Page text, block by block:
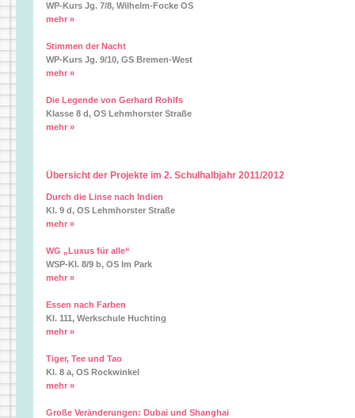
WP-Kurs Jg. 7/8, Wilhelm-Focke OS
mehr »
Stimmen der Nacht
WP-Kurs Jg. 9/10, GS Bremen-West
mehr »
Die Legende von Gerhard Rohlfs
Klasse 8 d, OS Lehmhorster Straße
mehr »
Übersicht der Projekte im 2. Schulhalbjahr 2011/2012
Durch die Linse nach Indien
Kl. 9 d, OS Lehmhorster Straße
mehr »
WG „Luxus für alle“
WSP-Kl. 8/9 b, OS Im Park
mehr »
Essen nach Farben
Kl. 111, Werkschule Huchting
mehr »
Tiger, Tee und Tao
Kl. 8 a, OS Rockwinkel
mehr »
Große Veränderungen: Dubai und Shanghai